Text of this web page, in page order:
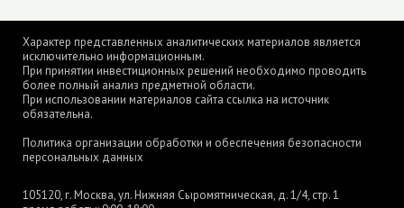
Характер представленных аналитических материалов является
исключительно информационным.
При принятии инвестиционных решений необходимо проводить
более полный анализ предметной области.
При использовании материалов сайта ссылка на источник
обязательна.
Политика организации обработки и обеспечения безопасности
персональных данных
105120, г. Москва, ул. Нижняя Сыромятническая, д. 1/4, стр. 1